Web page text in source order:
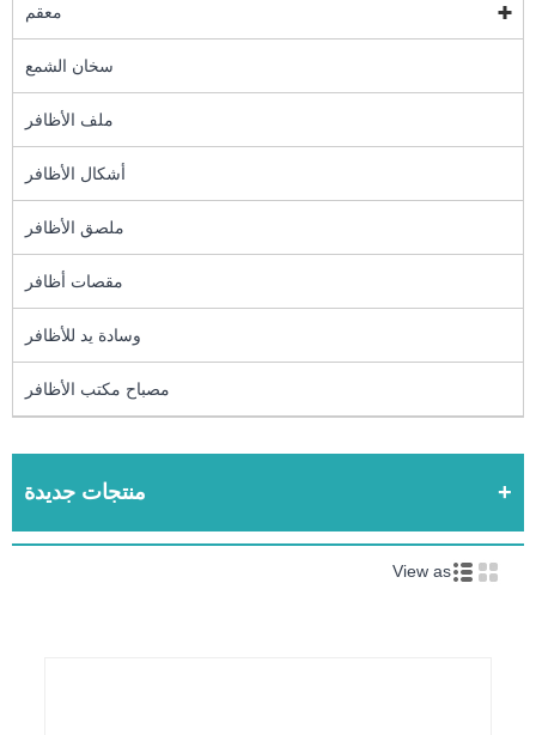
معقم
سخان الشمع
ملف الأظافر
أشكال الأظافر
ملصق الأظافر
مقصات أظافر
وسادة يد للأظافر
مصباح مكتب الأظافر
منتجات جديدة
View as